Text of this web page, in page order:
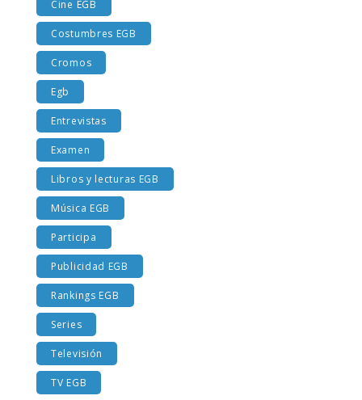
Cine EGB
Costumbres EGB
Cromos
Egb
Entrevistas
Examen
Libros y lecturas EGB
Música EGB
Participa
Publicidad EGB
Rankings EGB
Series
Televisión
TV EGB